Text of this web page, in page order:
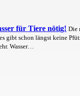
für Tiere nötig! Die
gibt schon längst keine
Wasser…